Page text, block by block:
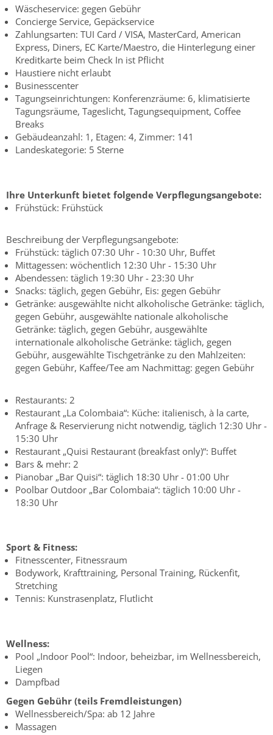
Wäscheservice: gegen Gebühr
Concierge Service, Gepäckservice
Zahlungsarten: TUI Card / VISA, MasterCard, American
Express, Diners, EC Karte/Maestro, die Hinterlegung einer
Kreditkarte beim Check In ist Pflicht
Haustiere nicht erlaubt
Businesscenter
Tagungseinrichtungen: Konferenzräume: 6, klimatisierte
Tagungsräume, Tageslicht, Tagungsequipment, Coffee
Breaks
Gebäudeanzahl: 1, Etagen: 4, Zimmer: 141
Landeskategorie: 5 Sterne
Ihre Unterkunft bietet folgende Verpflegungsangebote:
Frühstück: Frühstück
Beschreibung der Verpflegungsangebote:
Frühstück: täglich 07:30 Uhr - 10:30 Uhr, Buffet
Mittagessen: wöchentlich 12:30 Uhr - 15:30 Uhr
Abendessen: täglich 19:30 Uhr - 23:30 Uhr
Snacks: täglich, gegen Gebühr, Eis: gegen Gebühr
Getränke: ausgewählte nicht alkoholische Getränke: täglich,
gegen Gebühr, ausgewählte nationale alkoholische
Getränke: täglich, gegen Gebühr, ausgewählte
internationale alkoholische Getränke: täglich, gegen
Gebühr, ausgewählte Tischgetränke zu den Mahlzeiten:
gegen Gebühr, Kaffee/Tee am Nachmittag: gegen Gebühr
Restaurants: 2
Restaurant „La Colombaia“: Küche: italienisch, à la carte,
Anfrage & Reservierung nicht notwendig, täglich 12:30 Uhr -
15:30 Uhr
Restaurant „Quisi Restaurant (breakfast only)“: Buffet
Bars & mehr: 2
Pianobar „Bar Quisi“: täglich 18:30 Uhr - 01:00 Uhr
Poolbar Outdoor „Bar Colombaia“: täglich 10:00 Uhr -
18:30 Uhr
Sport & Fitness:
Fitnesscenter, Fitnessraum
Bodywork, Krafttraining, Personal Training, Rückenfit,
Stretching
Tennis: Kunstrasenplatz, Flutlicht
Wellness:
Pool „Indoor Pool“: Indoor, beheizbar, im Wellnessbereich,
Liegen
Dampfbad
Gegen Gebühr (teils Fremdleistungen)
Wellnessbereich/Spa: ab 12 Jahre
Massagen